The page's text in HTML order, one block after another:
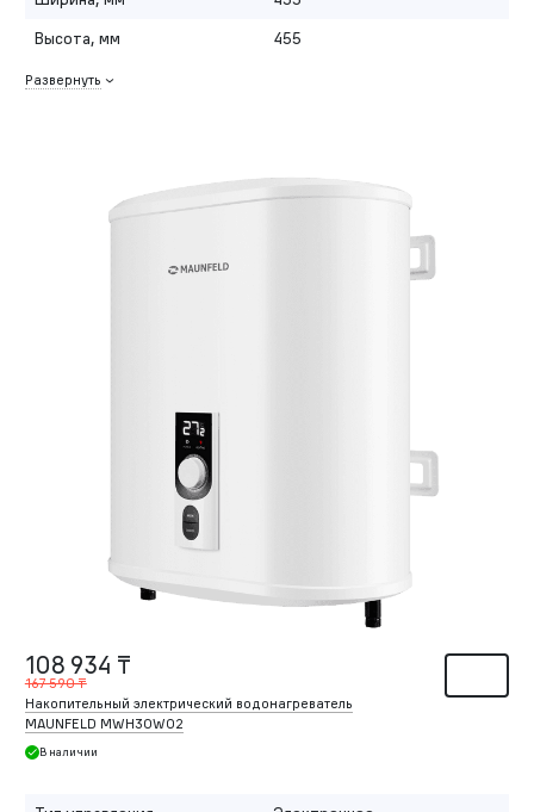
Высота, мм
455
Развернуть
108 934 ₸
167 590 ₸
Накопительный электрический водонагреватель
MAUNFELD MWH30W02
В наличии